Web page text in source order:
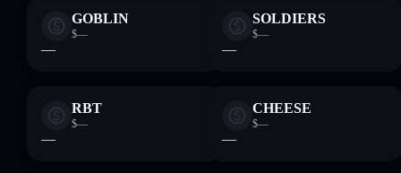
GOBLIN
$—
—
SOLDIERS
$—
—
RBT
$—
—
CHEESE
$—
—